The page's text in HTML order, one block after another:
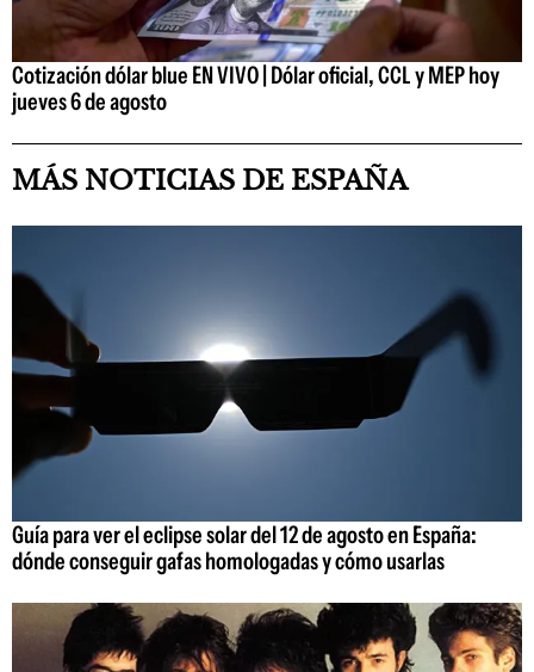
Cotización dólar blue EN VIVO | Dólar oficial, CCL y MEP hoy
jueves 6 de agosto
MÁS NOTICIAS DE ESPAÑA
Guía para ver el eclipse solar del 12 de agosto en España:
dónde conseguir gafas homologadas y cómo usarlas